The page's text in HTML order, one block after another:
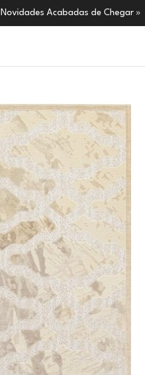
Novidades Acabadas de Chegar »